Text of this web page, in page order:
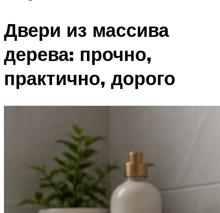
Двери из массива
дерева: прочно,
практично, дорого